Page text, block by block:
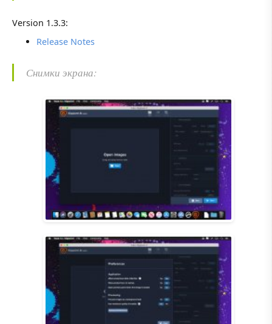
Version 1.3.3:
Release Notes
Снимки экрана: